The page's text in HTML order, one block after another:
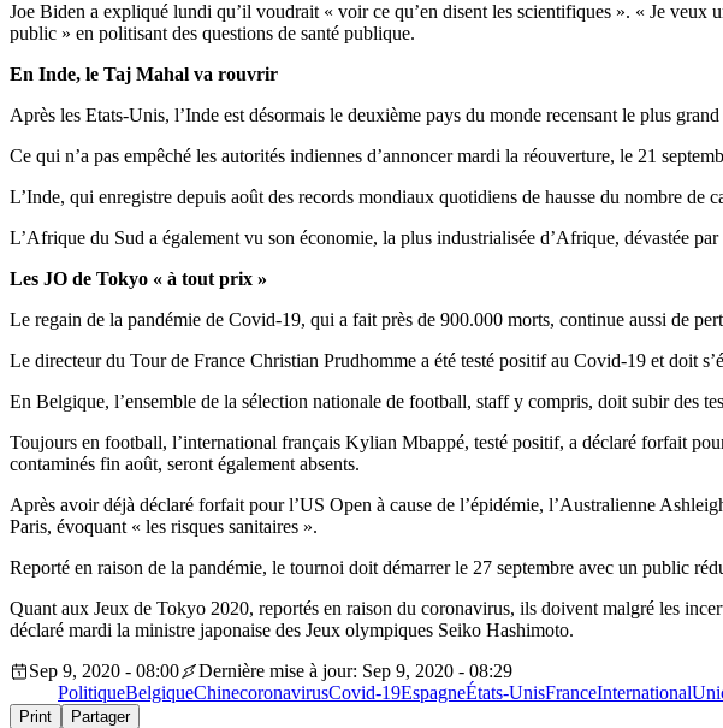
Joe Biden a expliqué lundi qu’il voudrait « voir ce qu’en disent les scientifiques ». « Je
public » en politisant des questions de santé publique.
En Inde, le Taj Mahal va rouvrir
Après les Etats-Unis, l’Inde est désormais le deuxième pays du monde recensant le plus
Ce qui n’a pas empêché les autorités indiennes d’annoncer mardi la réouverture, le 21
L’Inde, qui enregistre depuis août des records mondiaux quotidiens de hausse du nombre
L’Afrique du Sud a également vu son économie, la plus industrialisée d’Afrique, dévastée
Les JO de Tokyo « à tout prix »
Le regain de la pandémie de Covid-19, qui a fait près de 900.000 morts, continue aussi de
Le directeur du Tour de France Christian Prudhomme a été testé positif au Covid-19 et doit
En Belgique, l’ensemble de la sélection nationale de football, staff y compris, doit subir des
Toujours en football, l’international français Kylian Mbappé, testé positif, a déclaré forfait
contaminés fin août, seront également absents.
Après avoir déjà déclaré forfait pour l’US Open à cause de l’épidémie, l’Australienne
Paris, évoquant « les risques sanitaires ».
Reporté en raison de la pandémie, le tournoi doit démarrer le 27 septembre avec un public
Quant aux Jeux de Tokyo 2020, reportés en raison du coronavirus, ils doivent malgré les
déclaré mardi la ministre japonaise des Jeux olympiques Seiko Hashimoto.
Sep 9, 2020 - 08:00
Dernière mise à jour: Sep 9, 2020 - 08:29
PolitiqueBelgiqueChinecoronavirusCovid-19EspagneÉtats-UnisFranceInternational
Print Partager